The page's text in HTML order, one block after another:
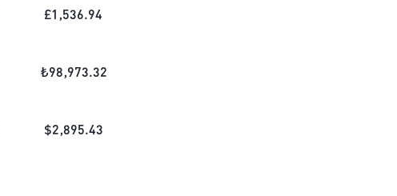
£1,536.94
₺98,973.32
$2,895.43